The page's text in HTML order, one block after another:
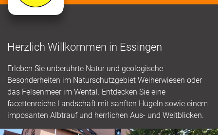
Herzlich Willkommen in Essingen
Erleben Sie unberührte Natur und geologische
Besonderheiten im Naturschutzgebiet Weiherwiesen oder
das Felsenmeer im Wental. Entdecken Sie eine
facettenreiche Landschaft mit sanften Hügeln sowie einem
imposanten Albtrauf und herrlichen Aus- und Weitblicken.